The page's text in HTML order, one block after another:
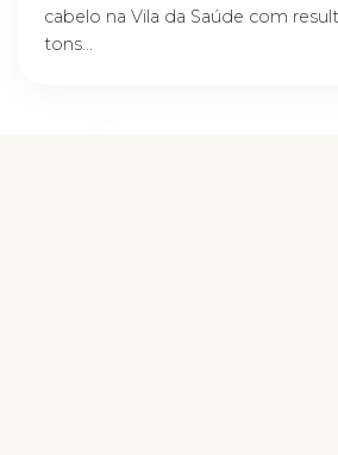
cabelo na Vila da Saúde com
tons...